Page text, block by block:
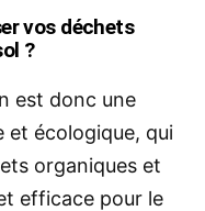
vos déchets
?
est donc une
et écologique, qui
organiques et
efficace pour le